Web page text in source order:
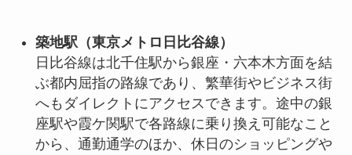
築地駅（東京メトロ日比谷線）
日比谷線は北千住駅から銀座・六本木方面を結
ぶ都内屈指の路線であり、繁華街やビジネス街
へもダイレクトにアクセスできます。途中の銀
座駅や霞ケ関駅で各路線に乗り換え可能なこと
から、通勤通学のほか、休日のショッピングや